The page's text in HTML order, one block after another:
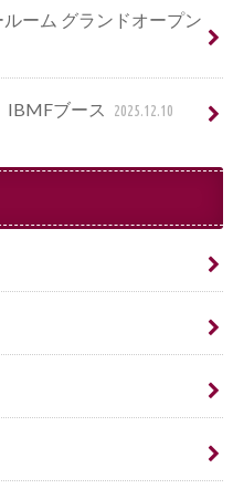
ーム グランドオープン
IBMFブース 2025.12.10